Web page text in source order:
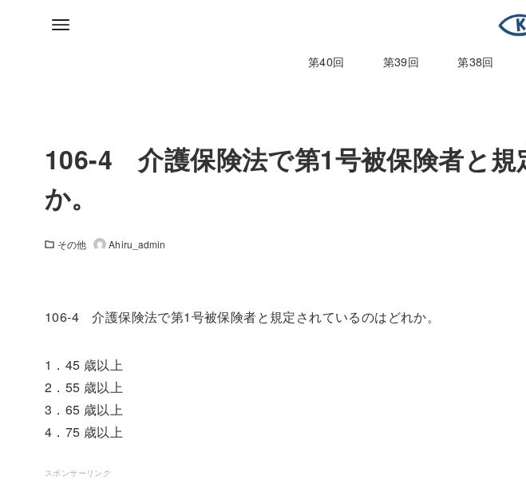
第40回 第39回 第38回
106-4 介護保険法で第1号被保険者と
か。
その他 Ahiru_admin
106-4 介護保険法で第1号被保険者と規定されているのはどれか。
1．45 歳以上
2．55 歳以上
3．65 歳以上
4．75 歳以上
スポンサーリンク